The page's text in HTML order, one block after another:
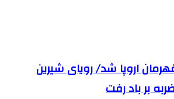
اروپا شد/ رویای شیرین
بر باد رفت